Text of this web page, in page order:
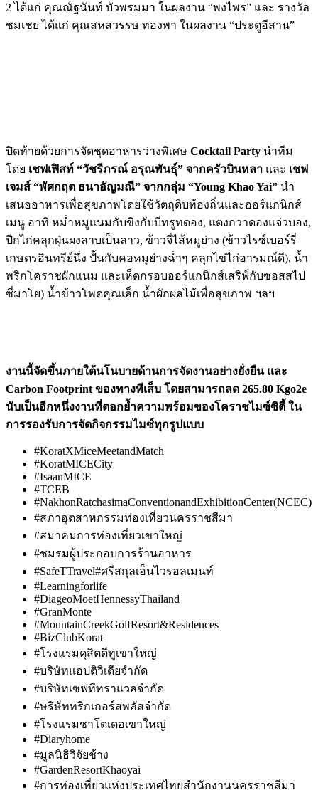
2 ได้แก่ คุณณัฐนันท์ บัวพรมมา ในผลงาน “พงไพร” และ รางวัล
ชมเชย ได้แก่ คุณสหสวรรษ ทองพา ในผลงาน “ประตูอีสาน”
ปิดท้ายด้วยการจัดชุดอาหารว่างพิเศษ Cocktail Party นำทีม
โดย เชฟเฟิสท์ “วัชรีภรณ์ อรุณพันธุ์” จากครัวบินหลา และ เชฟ
เจมส์ “พัศกฤต ธนาอัญมณี” จากกลุ่ม “Young Khao Yai” นำ
เสนออาหารเพื่อสุขภาพโดยใช้วัตถุดิบท้องถิ่นและออร์แกนิกส์
เมนู อาทิ หม่ำหมูแนมกับขิงกับบีทรูทดอง, แตงกวาดองแจ่วบอง,
ปีกไก่คลุกฝุ่นผงลาบเป็นลาว, ข้าวจี่ไส้หมูย่าง (ข้าวไรซ์เบอร์รี่
เกษตรอินทรีย์นึ่ง ปั้นกับคอหมูย่างฉ่ำๆ คลุกไข่ไก่อารมณ์ดี), น้ำ
พริกโคราชผักแนม และเห็ดกรอบออร์แกนิกส์เสริฟ์กับซอสสไป
ซี่มาโย) น้ำข้าวโพดคุณเล็ก น้ำผักผลไม้เพื่อสุขภาพ ฯลฯ
งานนี้จัดขึ้นภายใต้นโนบายด้านการจัดงานอย่างยั่งยืน และ
Carbon Footprint ของทางทีเส็บ โดยสามารถลด 265.80 Kgo2e
นับเป็นอีกหนึ่งงานที่ตอกย้ำความพร้อมของโคราชไมซ์ซิตี้ ใน
การรองรับการจัดกิจกรรมไมซ์ทุกรูปแบบ
#KoratXMiceMeetandMatch
#KoratMICECity
#IsaanMICE
#TCEB
#NakhonRatchasimaConventionandExhibitionCenter(NCEC)
#สภาอุตสาหกรรมท่องเที่ยวนครราชสีมา
#สมาคมการท่องเที่ยวเขาใหญ่
#ชมรมผู้ประกอบการร้านอาหาร
#SafeTTravel#ศรีสกุลเอ็นไวรอลเมนท์
#Learningforlife
#DiageoMoetHennessyThailand
#GranMonte
#MountainCreekGolfResort&Residences
#BizClubKorat
#โรงแรมดุสิตดีทูเขาใหญ่
#บริษัทแอปติวิเดียจำกัด
#บริษัทเซฟทีทราแวลจำกัด
#ษริษัททริกเกอร์สพลัสจำกัด
#โรงแรมชาโตเดอเขาใหญ่
#Diaryhome
#มูลนิธิวิจัยช้าง
#GardenResortKhaoyai
#การท่องเที่ยวแห่งประเทศไทยสำนักงานนครราชสีมา